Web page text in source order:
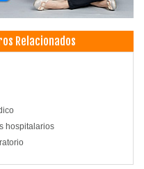
Relacionados
hospitalarios